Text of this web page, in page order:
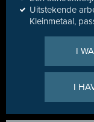
Uitstekende
Kleinmetaal,
I
I